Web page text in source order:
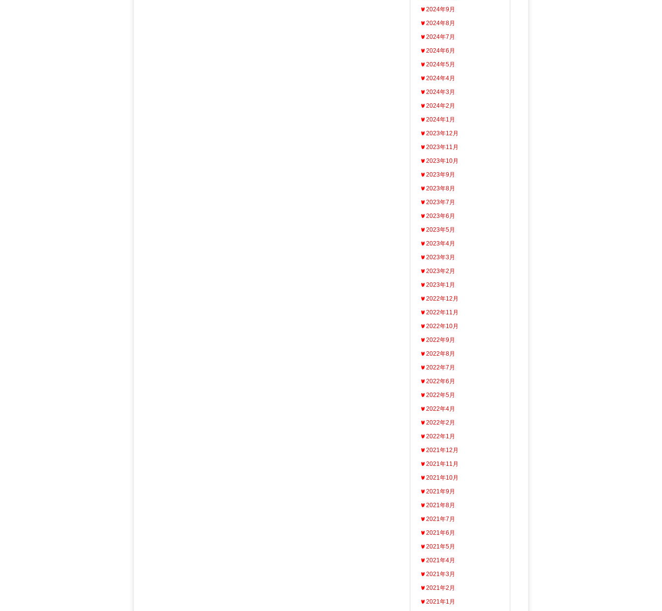
2024年9月
2024年8月
2024年7月
2024年6月
2024年5月
2024年4月
2024年3月
2024年2月
2024年1月
2023年12月
2023年11月
2023年10月
2023年9月
2023年8月
2023年7月
2023年6月
2023年5月
2023年4月
2023年3月
2023年2月
2023年1月
2022年12月
2022年11月
2022年10月
2022年9月
2022年8月
2022年7月
2022年6月
2022年5月
2022年4月
2022年2月
2022年1月
2021年12月
2021年11月
2021年10月
2021年9月
2021年8月
2021年7月
2021年6月
2021年5月
2021年4月
2021年3月
2021年2月
2021年1月